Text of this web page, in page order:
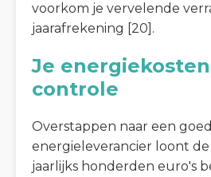
voorkom je vervelende
jaarafrekening [20].
Je
controle
Overstappen naar een
energieleverancier loont
jaarlijks honderden euro's